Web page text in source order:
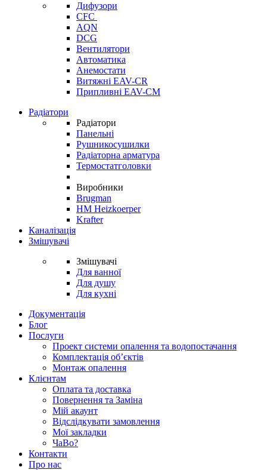
Дифузори
CFC
AQN
DCG
Вентилятори
Автоматика
Анемостати
Витяжні EAV-CR
Припливні EAV-CM
Радіатори
Радіатори
Панельні
Рушникосушилки
Радіаторна арматура
Термостатголовки
Виробники
Brugman
HM Heizkoerper
Krafter
Каналізація
Змішувачі
Змішувачі
Для ванної
Для душу
Для кухні
Документація
Блог
Послуги
Проект системи опалення та водопостачання
Комплектація об’єктів
Монтаж опалення
Клієнтам
Оплата та доставка
Повернення та Заміна
Мій акаунт
Відслідкувати замовлення
Мої закладки
ЧаВо?
Контакти
Про нас